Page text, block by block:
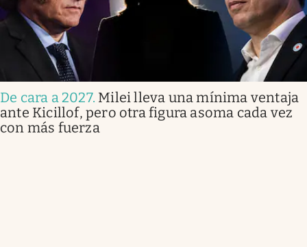
De cara a 2027. Milei lleva una mínima ventaja
ante Kicillof, pero otra figura asoma cada vez
con más fuerza